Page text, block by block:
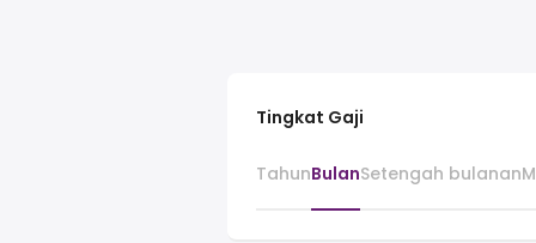
Tingkat Gaji
TahunBulanSetengah bulanan